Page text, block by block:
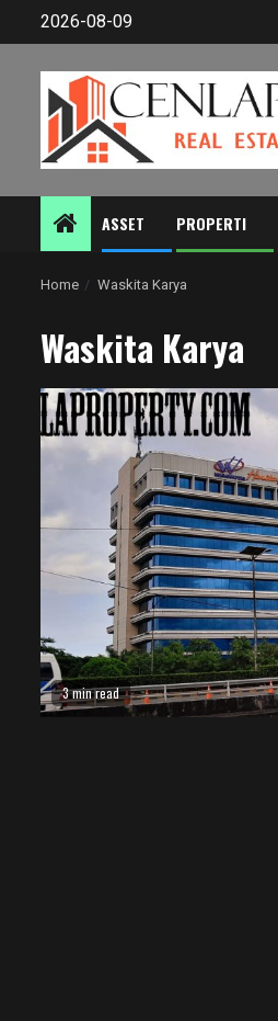
2026-08-09
ASSET PROPERTI
Home Waskita Karya
Waskita Karya
3 min read